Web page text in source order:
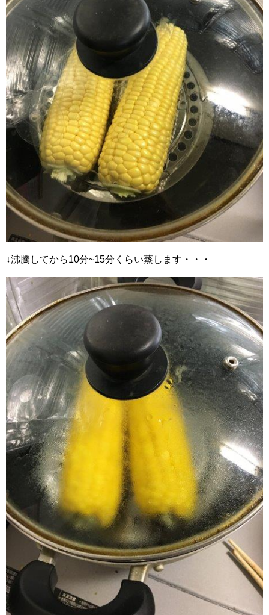
↓沸騰してから10分~15分くらい蒸します・・・